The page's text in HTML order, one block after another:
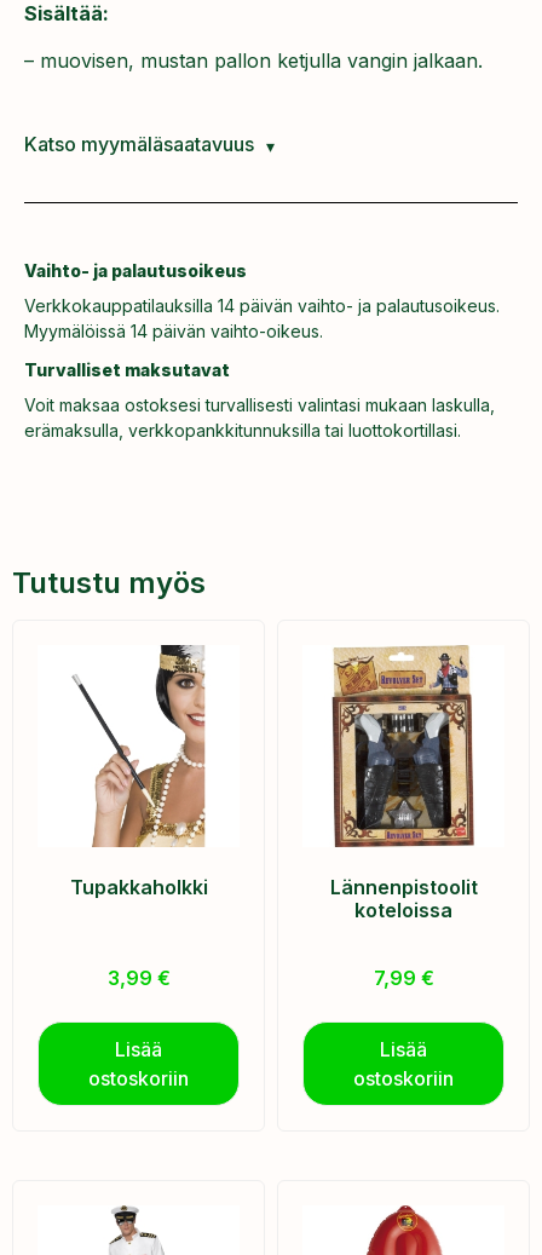
Sisältää:
– muovisen, mustan pallon ketjulla vangin jalkaan.
Katso myymäläsaatavuus
Vaihto- ja palautusoikeus
Verkkokauppatilauksilla 14 päivän vaihto- ja palautusoikeus.
Myymälöissä 14 päivän vaihto-oikeus.
Turvalliset maksutavat
Voit maksaa ostoksesi turvallisesti valintasi mukaan laskulla,
erämaksulla, verkkopankkitunnuksilla tai luottokortillasi.
Tutustu myös
Tupakkaholkki
3,99 €
Lisää
ostoskoriin
Lännenpistoolit
koteloissa
7,99 €
Lisää
ostoskoriin